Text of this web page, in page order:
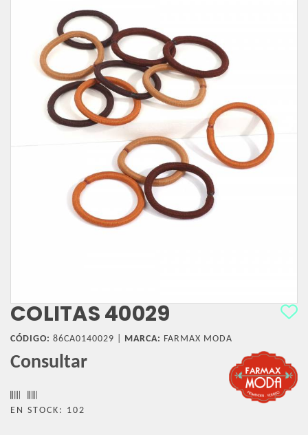
COLITAS 40029
CÓDIGO: 86CA0140029 | MARCA: FARMAX MODA
Consultar
EN STOCK: 102